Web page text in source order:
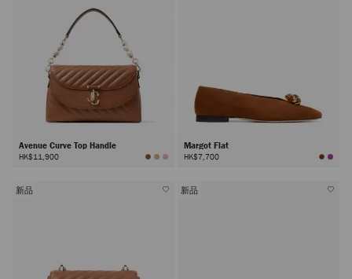
Avenue Curve Top Handle
HK$11,900
Margot Flat
HK$7,700
新品 新品